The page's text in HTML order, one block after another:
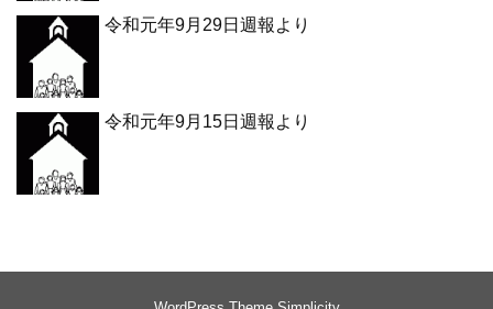
令和元年9月29日週報より
令和元年9月15日週報より